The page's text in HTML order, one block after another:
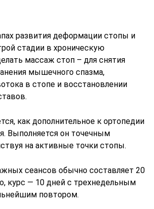
развития деформации стопы и
стадии в хроническую
массаж стоп – для снятия
мышечного спазма,
в стопе и восстановлении
как дополнительное к ортопедии
Выполняется он точечным
на активные точки стопы.
сеансов обычно составляет 20
курс — 10 дней с трехнедельным
повтором.